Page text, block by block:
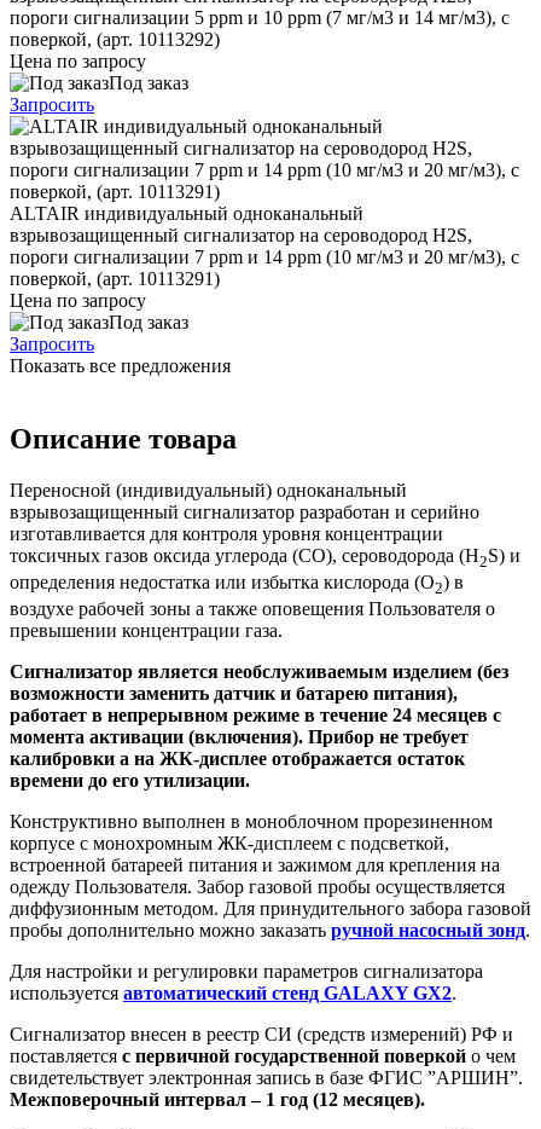
пороги сигнализации 5 ppm и 10 ppm (7 мг/м3 и 14 мг/м3), с
поверкой, (арт. 10113292)
Цена по запросу
Под заказ
Запросить
ALTAIR индивидуальный одноканальный
взрывозащищенный сигнализатор на сероводород H2S,
пороги сигнализации 7 ppm и 14 ppm (10 мг/м3 и 20 мг/м3), с
поверкой, (арт. 10113291)
Цена по запросу
Под заказ
Запросить
Показать все предложения
Описание товара
Переносной (индивидуальный) одноканальный
взрывозащищенный сигнализатор разработан и серийно
изготавливается для контроля уровня концентрации
токсичных газов оксида углерода (CO), сероводорода (H2S) и
определения недостатка или избытка кислорода (O2) в
воздухе рабочей зоны а также оповещения Пользователя о
превышении концентрации газа.
Сигнализатор является необслуживаемым изделием (без
возможности заменить датчик и батарею питания),
работает в непрерывном режиме в течение 24 месяцев с
момента активации (включения). Прибор не требует
калибровки а на ЖК-дисплее отображается остаток
времени до его утилизации.
Конструктивно выполнен в моноблочном прорезиненном
корпусе с монохромным ЖК-дисплеем с подсветкой,
встроенной батареей питания и зажимом для крепления на
одежду Пользователя. Забор газовой пробы осуществляется
диффузионным методом. Для принудительного забора газовой
пробы дополнительно можно заказать ручной насосный зонд.
Для настройки и регулировки параметров сигнализатора
используется автоматический стенд GALAXY GX2.
Сигнализатор внесен в реестр СИ (средств измерений) РФ и
поставляется с первичной государственной поверкой о чем
свидетельствует электронная запись в базе ФГИС ”АРШИН”.
Межповерочный интервал – 1 год (12 месяцев).